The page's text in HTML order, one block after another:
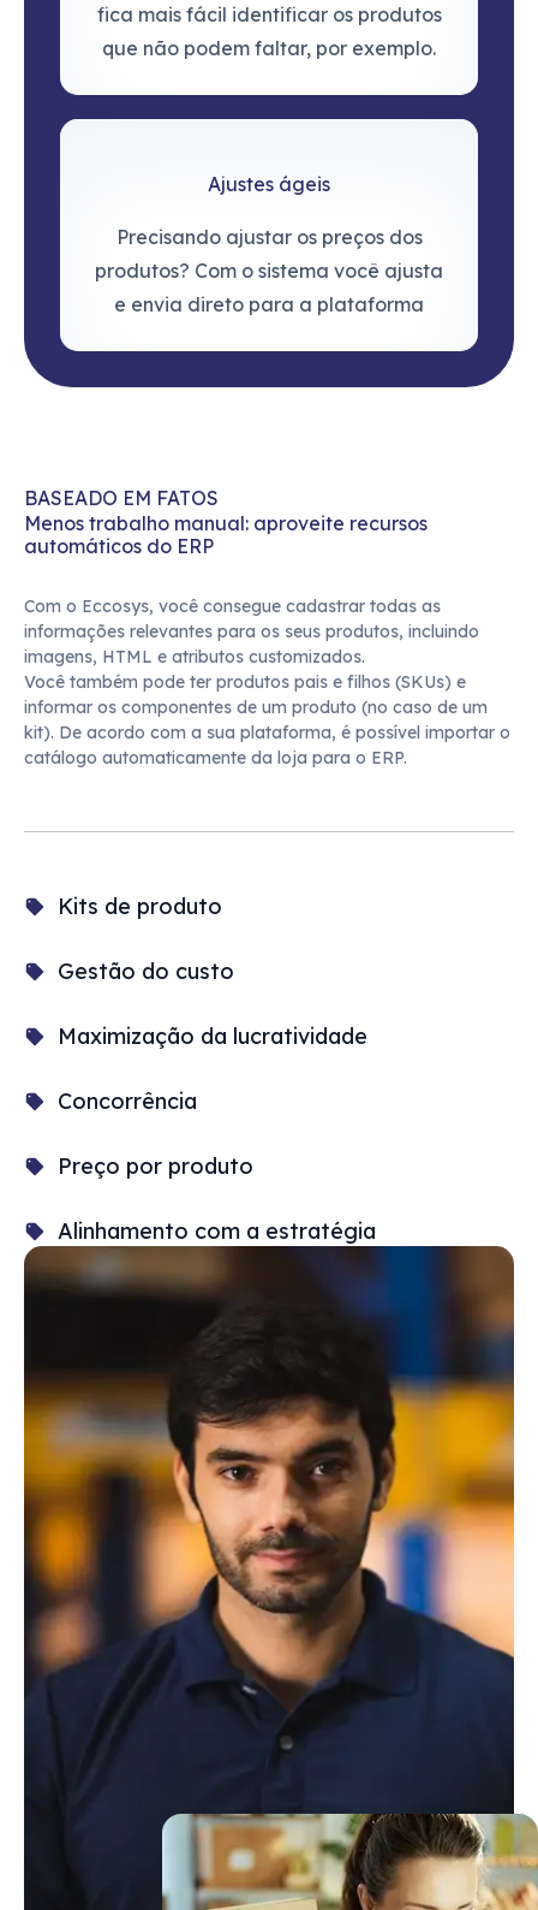
fica mais fácil identificar os produtos
que não podem faltar, por exemplo.
Ajustes ágeis
Precisando ajustar os preços dos
produtos? Com o sistema você ajusta
e envia direto para a plataforma
BASEADO EM FATOS
Menos trabalho manual: aproveite recursos
automáticos do ERP
Com o Eccosys, você consegue cadastrar todas as
informações relevantes para os seus produtos, incluindo
imagens, HTML e atributos customizados.
Você também pode ter produtos pais e filhos (SKUs) e
informar os componentes de um produto (no caso de um
kit). De acordo com a sua plataforma, é possível importar o
catálogo automaticamente da loja para o ERP.
Kits de produto
Gestão do custo
Maximização da lucratividade
Concorrência
Preço por produto
Alinhamento com a estratégia